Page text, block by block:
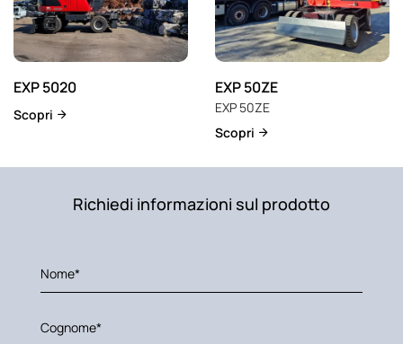
EXP 5020
Scopri
EXP 50ZE
EXP 50ZE
Scopri
Richiedi informazioni sul prodotto